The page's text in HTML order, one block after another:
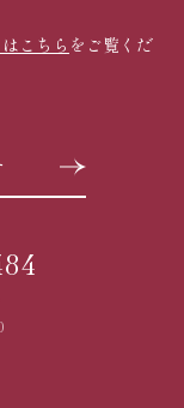
こちら をご覧くだ